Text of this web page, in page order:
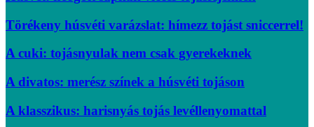
Törékeny húsvéti varázslat: hímezz tojást sniccerrel!
A cuki: tojásnyulak nem csak gyerekeknek
A divatos: merész színek a húsvéti tojáson
A klasszikus: harisnyás tojás levéllenyomattal